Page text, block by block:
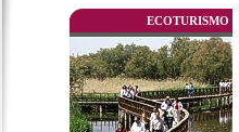
ECOTURISMO